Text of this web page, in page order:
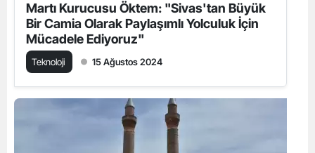
Martı Kurucusu Öktem: "Sivas'tan Büyük
Bir Camia Olarak Paylaşımlı Yolculuk İçin
Mücadele Ediyoruz"
Teknoloji 15 Ağustos 2024